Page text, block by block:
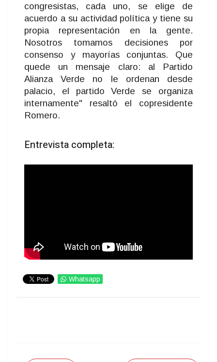
congresistas, cada uno, se elige de
acuerdo a su actividad política y tiene su
propia representación en la gente.
Nosotros tomamos decisiones por
consenso y mayorías conjuntas. Que
quede un mensaje claro: al Partido
Alianza Verde no le ordenan desde
palacio, el partido Verde se organiza
internamente" resaltó el copresidente
Romero.
Entrevista completa:
Whatsapp